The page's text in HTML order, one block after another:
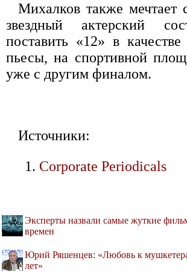
Михалков также мечтает
звездный актерский
поставить «12» в качестве
пьесы, на спортивной
уже с другим финалом.
Источники:
Corporate Periodicals
Эксперты назвали самые жуткие
времен
Юрий Ряшенцев: «Любовь к
лет»